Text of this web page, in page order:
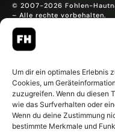
Um dir ein optimales Erlebnis
Cookies, um
zuzugreifen. Wenn du diesen
wie das Surfverhalten oder
Wenn du deine Zustimmung
bestimmte Merkmale und
© 2007-2026 Fohlen-
– Alle rechte vorbehalten.
Fohlen-Hautnah.de ist ein
offiziell eingetragenes
Nationalbibliothek (ISSN
8233). Nachdruck und
Weiterverarbeitung, auch
auszugsweise, nur mit
Genehmigung.